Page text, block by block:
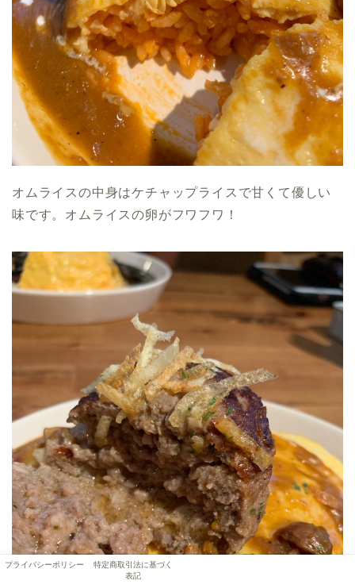
オムライスの中身はケチャップライスで甘くて優しい
味です。オムライスの卵がフワフワ！
プライバシーポリシー
特定商取引法に基づく
表記